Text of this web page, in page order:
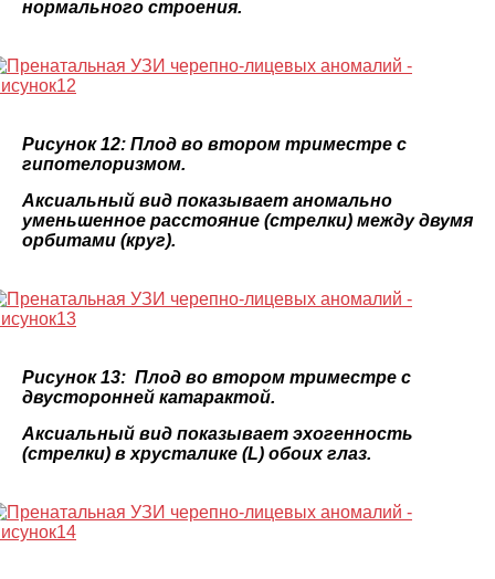
нормального строения.
Рисунок 12: Плод во втором триместре с
гипотелоризмом.
Аксиальный вид показывает аномально
уменьшенное расстояние (стрелки) между двумя
орбитами (круг).
Рисунок 13: Плод во втором триместре с
двусторонней катарактой.
Аксиальный вид показывает эхогенность
(стрелки) в хрусталике (L) обоих глаз.